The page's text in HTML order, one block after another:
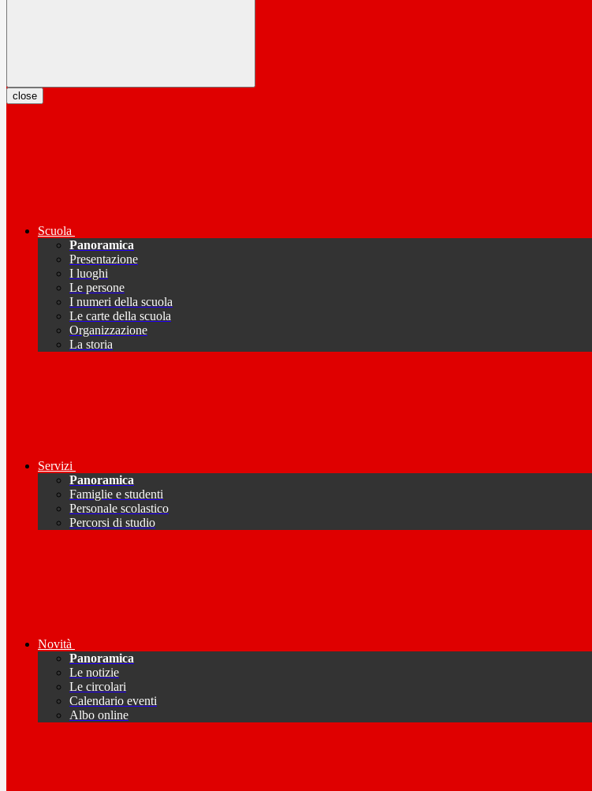
close
Scuola
Panoramica
Presentazione
I luoghi
Le persone
I numeri della scuola
Le carte della scuola
Organizzazione
La storia
Servizi
Panoramica
Famiglie e studenti
Personale scolastico
Percorsi di studio
Novità
Panoramica
Le notizie
Le circolari
Calendario eventi
Albo online